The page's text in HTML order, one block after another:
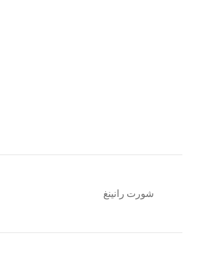
شورت رانينغ